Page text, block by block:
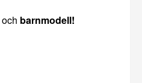
och barnmodell!